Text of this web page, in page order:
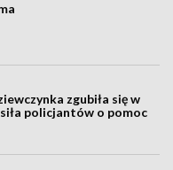
zgubiła się w
policjantów o pomoc